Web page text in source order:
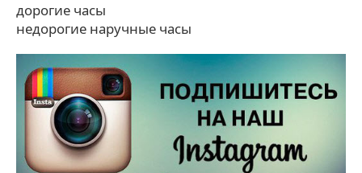
дорогие часы
недорогие наручные часы